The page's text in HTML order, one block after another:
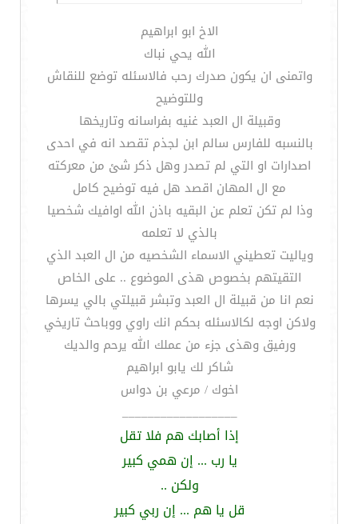
الاخ ابو ابراهيم
الله يحي نباك
واتمنى ان يكون صدرك رحب فالاسئله توضع للنقاش
وللتوضيح
وقبيلة ال العبد غنيه بفراسانه وتاريخها
بالنسبه للفارس سالم ابن لجذم تقصد انه في احدى
اصدارات او التي لم تصدر وهل ذكر شئ من معركته
مع ال المهان اقصد هل فيه توضيح كامل
وذا لم تكن تعلم عن البقيه باذن الله اوافيك شخصيا
بالذي لا تعلمه
وياليت تعطيني الاسماء الشخصيه من ال العبد الذي
التقيتهم بخصوص هذى الموضوع .. على الخاص
نعم انا من قبيلة ال العبد وتبشر قبيلتي بالي يسرها
ولاكن اوجه لكالاسئله بحكم انك راوي ووباحث تاريخي
ورفيق وهذى جزء من عملك الله يرحم والديك
شاكر لك يابو ابراهيم
اخوك / مرعي بن دواس
__________________
إذا أصابك هم فلا تقل
يا رب ... إن همي كبير
ولكن ..
قل يا هم ... إن ربي كبير